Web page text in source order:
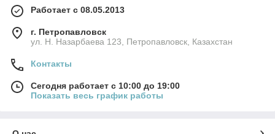
Работает с 08.05.2013
г. Петропавловск
ул. Н. Назарбаева 123, Петропавловск, Казахстан
Контакты
Сегодня работает с 10:00 до 19:00
Показать весь график работы